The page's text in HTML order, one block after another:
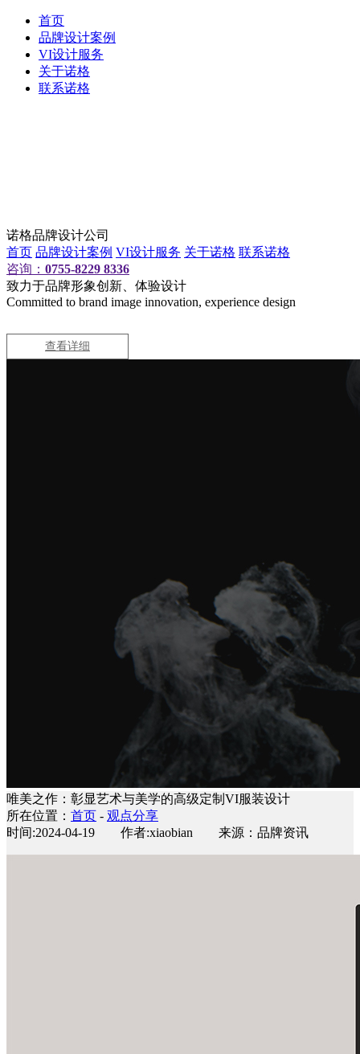
首页
品牌设计案例
VI设计服务
关于诺格
联系诺格
诺格品牌设计公司
首页 品牌设计案例 VI设计服务 关于诺格 联系诺格
咨询： 0755-8229 8336
致力于品牌形象创新、体验设计
Committed to brand image innovation, experience design
查看详细
唯美之作：彰显艺术与美学的高级定制VI服装设计
所在位置： 首页 - 观点分享
时间:2024-04-19 作者:xiaobian 来源：品牌资讯